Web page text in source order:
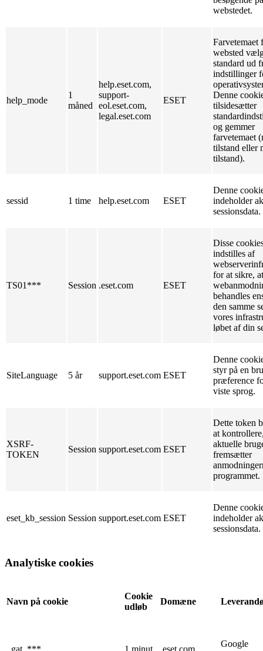
webstedet.
help_mode
1
måned
help.eset.com,
support-
eol.eset.com,
legal.eset.com
ESET
Farvetemaet
websted
standard ud
indstillinger
Denne
tilsidesætter
og gemmer
farvetemaet
tilstand eller
tilstand).
sessid 1 time help.eset.com ESET
Denne
indeholder
sessionsdata.
TS01*** Session .eset.com ESET
Disse
indstilles af
for at sikre,
behandles
den samme
vores
løbet af din
SiteLanguage 5 år support.eset.com ESET
Denne
styr på en
præference
viste sprog.
XSRF-
TOKEN
Session support.eset.com ESET
Dette token
at
aktuelle
fremsætter
programmet.
eset_kb_session Session support.eset.com ESET
Denne
indeholder
sessionsdata.
Analytiske cookies
Navn på cookie
Cookie
udløb
Domæne
Google